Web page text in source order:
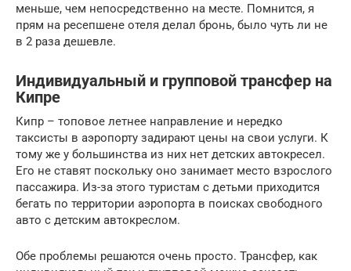
меньше, чем непосредственно на месте. Помнится, я
прям на ресепшене отеля делал бронь, было чуть ли не
в 2 раза дешевле.
Индивидуальный и групповой трансфер на
Кипре
Кипр – топовое летнее направление и нередко
таксисты в аэропорту задирают цены на свои услуги. К
тому же у большинства из них нет детских автокресел.
Его не ставят поскольку оно занимает место взрослого
пассажира. Из-за этого туристам с детьми приходится
бегать по территории аэропорта в поисках свободного
авто с детским автокреслом.
Обе проблемы решаются очень просто. Трансфер, как